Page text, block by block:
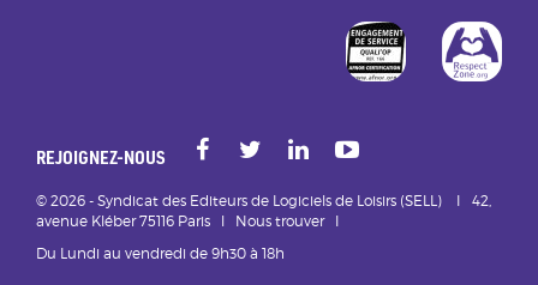
http://
REJOIGNEZ-NOUS
© 2026 - Syndicat des Editeurs de Logiciels de Loisirs (SELL) I 42,
avenue Kléber 75116 Paris l Nous trouverI
Du Lundi au vendredi de 9h30 à 18h